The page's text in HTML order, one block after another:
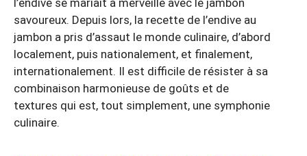
savoureux. Depuis lors, la recette de l’endive au
jambon a pris d’assaut le monde culinaire, d’abord
localement, puis nationalement, et finalement,
internationalement. Il est difficile de résister à sa
combinaison harmonieuse de goûts et de
textures qui est, tout simplement, une symphonie
culinaire.